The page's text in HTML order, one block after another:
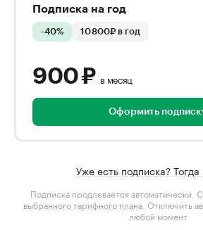
Подписка на год
-40% 10 800₽ в год
900 ₽ в месяц
Оформить
Уже есть подписка? Тогда
Подписка продлевается автоматически.
выбранного тарифного плана . Отключить
любой момент